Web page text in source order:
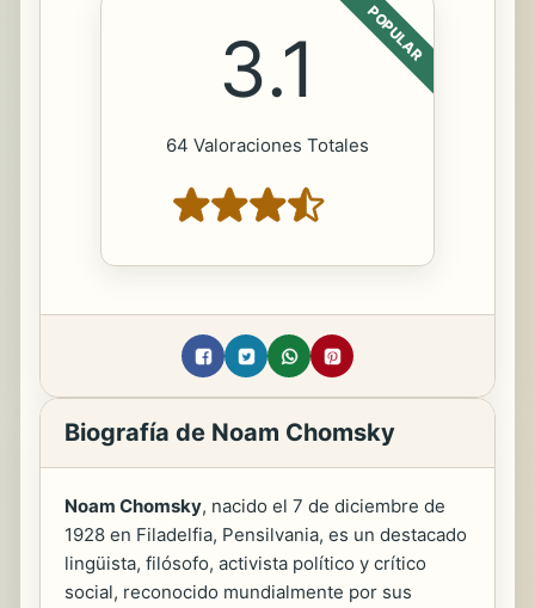
POPULAR
3.1
64 Valoraciones Totales
Biografía de Noam Chomsky
Noam Chomsky, nacido el 7 de diciembre de
1928 en Filadelfia, Pensilvania, es un destacado
lingüista, filósofo, activista político y crítico
social, reconocido mundialmente por sus